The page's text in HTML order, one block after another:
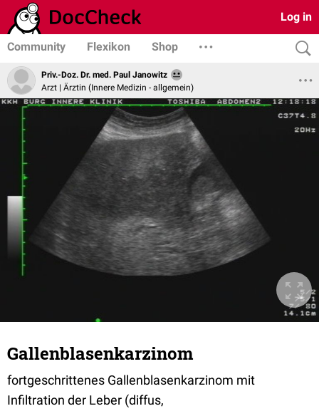
Log in
Community Flexikon Shop
Priv.-Doz. Dr. med. Paul Janowitz
Arzt | Ärztin (Innere Medizin - allgemein)
Gallenblasenkarzinom
fortgeschrittenes Gallenblasenkarzinom mit
Infiltration der Leber (diffus,